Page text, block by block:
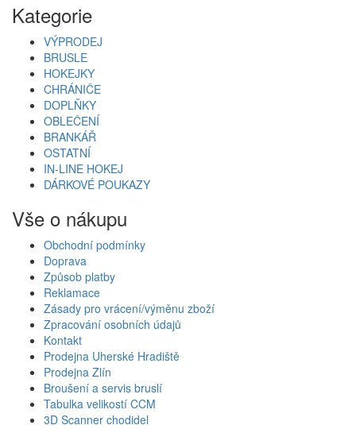
Kategorie
VÝPRODEJ
BRUSLE
HOKEJKY
CHRÁNIČE
DOPLŇKY
OBLEČENÍ
BRANKÁŘ
OSTATNÍ
IN-LINE HOKEJ
DÁRKOVÉ POUKAZY
Vše o nákupu
Obchodní podmínky
Doprava
Způsob platby
Reklamace
Zásady pro vrácení/výměnu zboží
Zpracování osobních údajů
Kontakt
Prodejna Uherské Hradiště
Prodejna Zlín
Broušení a servis bruslí
Tabulka velikostí CCM
3D Scanner chodidel